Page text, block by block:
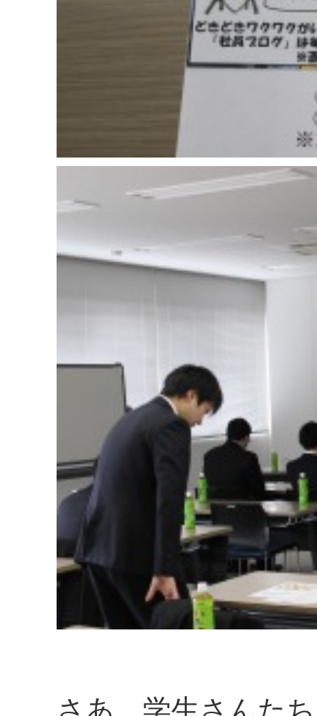
さあ、学生さんた